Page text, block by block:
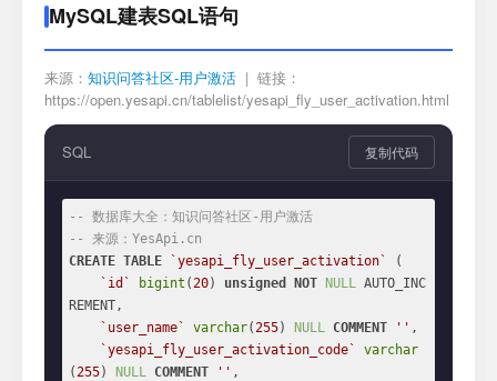
MySQL建表SQL语句
来源： 知识问答社区-用户激活 | 链接：
https://open.yesapi.cn/tablelist/yesapi_fly_user_activation.html
SQL 复制代码
-- 数据库大全：知识问答社区-用户激活
-- 来源：YesApi.cn
CREATE TABLE `yesapi_fly_user_activation`
(
`id`
bigint (20) unsigned NOT NULL AUTO_INC
REMENT,
`user_name`
varchar(255) NULL COMMENT '' ,
`yesapi_fly_user_activation_code`
varchar
(255) NULL COMMENT '' ,